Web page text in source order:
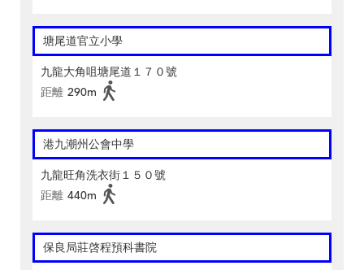
塘尾道官立小學
九龍大角咀塘尾道１７０號
距離 290m
港九潮州公會中學
九龍旺角洗衣街１５０號
距離 440m
保良局莊啓程預科書院